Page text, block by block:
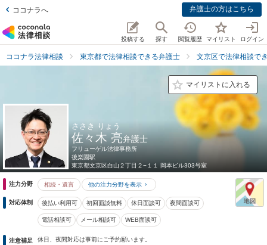
ココナラへ 弁護士の方はこちら
投稿する 探す 閲覧履歴 マイリスト ログイン
ココナラ法律相談 東京都で法律相談できる弁護士 文京区で法律相談で
マイリストに入れる
ささき りょう
佐々木 亮弁護士
フリューゲル法律事務所
後楽園駅
東京都文京区白山２丁目２−１１ 岡本ビル303号室
注力分野 相続・遺言 他の注力分野を表示
対応体制 後払い利用可 初回面談無料 休日面談可 夜間面談可
電話相談可 メール相談可 WEB面談可
注意補足 休日、夜間対応は事前にご予約願います。